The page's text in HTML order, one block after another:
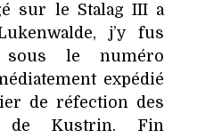
sur le Stalag III a
j’y fus
sous le numéro
expédié
de réfection des
de Kustrin. Fin